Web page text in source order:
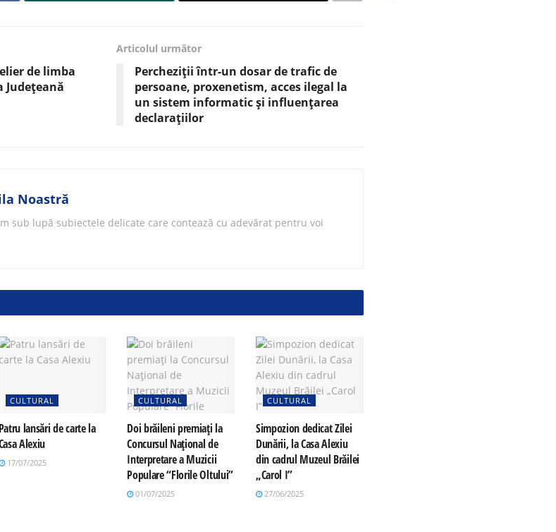
de limba
Județeană
Articolul următor
Percheziții într-un dosar de trafic de
persoane, proxenetism, acces ilegal la
un sistem informatic și influențarea
declarațiilor
Noastră
sub lupă subiectele delicate care contează cu adevărat pentru voi
CULTURAL
Patru lansări de carte la
Alexiu
17/07/2025
CULTURAL
Doi brăileni premiați la
Concursul Național de
Interpretare a Muzicii
Populare “Florile Oltului”
01/07/2025
CULTURAL
Simpozion dedicat Zilei
Dunării, la Casa Alexiu
din cadrul Muzeul Brăilei
„Carol I”
27/06/2025